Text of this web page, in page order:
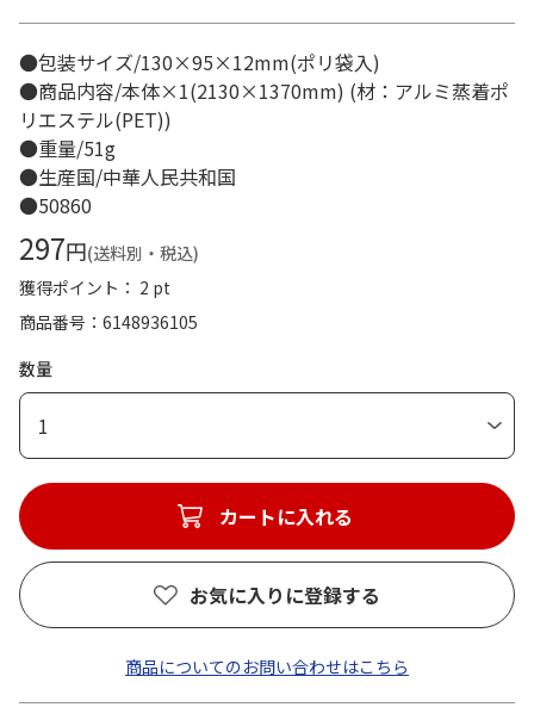
●包装サイズ/130×95×12mm(ポリ袋入)
●商品内容/本体×1(2130×1370mm) (材：アルミ蒸着ポ
リエステル(PET))
●重量/51g
●生産国/中華人民共和国
●50860
297円(送料別・税込)
獲得ポイント： 2 pt
商品番号
6148936105
数量
1
カートに入れる
お気に入りに登録する
商品についてのお問い合わせはこちら